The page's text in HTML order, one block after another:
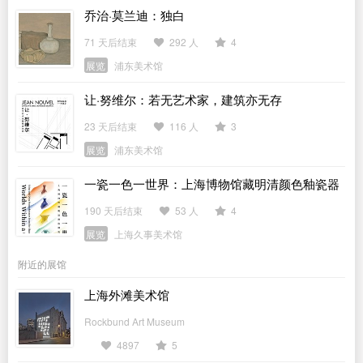
乔治·莫兰迪：独白
71 天后结束 292 人
4
展览
浦东美术馆
让·努维尔：若无艺术家，建筑亦无存
23 天后结束 116 人
3
展览
浦东美术馆
一瓷一色一世界：上海博物馆藏明清颜色釉瓷器
特展
190 天后结束 53 人
4
展览
上海久事美术馆
附近的展馆
上海外滩美术馆
Rockbund Art Museum
4897
5